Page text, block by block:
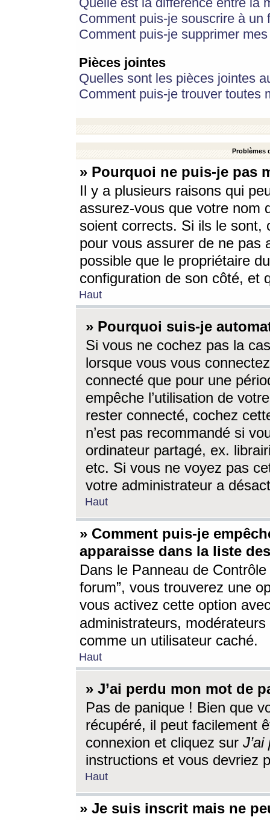
Comment puis-je souscrire à
Comment puis-je supprimer
Pièces jointes
Quelles sont les pièces jointes
Comment puis-je trouver toutes
Problèmes
» Pourquoi ne puis-je pas
Il y a plusieurs raisons qui
assurez-vous que votre nom
soient corrects. Si ils le sont,
pour vous assurer de ne pas
possible que le propriétaire
configuration de son côté, et
Haut
» Pourquoi suis-je
Si vous ne cochez pas la
lorsque vous vous
connecté que pour une
empêche l’utilisation de
rester connecté, cochez
n’est pas recommandé si
ordinateur partagé, ex.
etc. Si vous ne voyez pas
votre administrateur a
Haut
» Comment puis-je
apparaisse dans la liste
Dans le Panneau de
forum”, vous trouverez une
vous activez cette option
administrateurs,
comme un utilisateur caché.
Haut
» J’ai perdu mon mot de
Pas de panique ! Bien que
récupéré, il peut facilement
connexion et cliquez sur
instructions et vous devriez
Haut
» Je suis inscrit mais ne